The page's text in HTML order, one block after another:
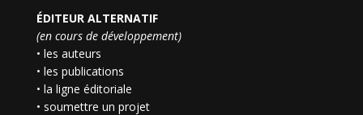
ÉDITEUR ALTERNATIF
(en cours de développement)
• les auteurs
• les publications
• la ligne éditoriale
• soumettre un projet